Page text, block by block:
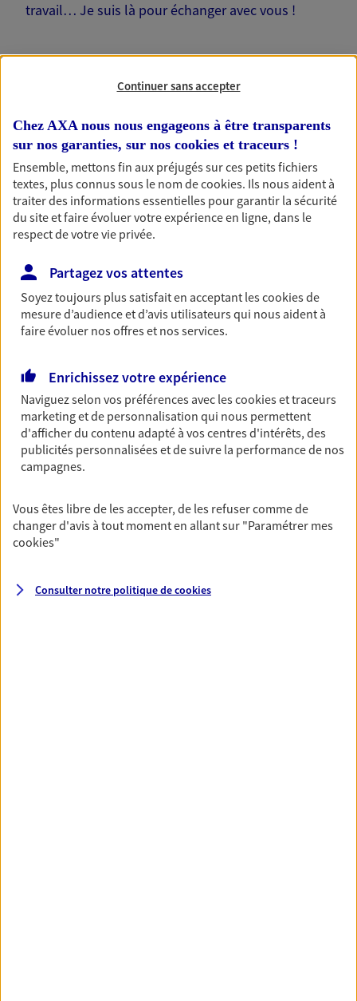
travail… Je suis là pour échanger avec vous !
Nos offres phares
Épargne
Réalisez vos projets grâce à votre épargne : achat
immobilier, études des enfants ou voyage autour
du monde… Épargnez à votre rythme et
Retraite
Préparez sereinement ce nouveau chapitre de
spécialement conçue pour la retraite.
Santé
Couvrez vos dépenses de santé ainsi que celles de
votre famille avec la complémentaire santé qui
Prévoyance
d'accident ou de maladie en optant pour les
Continuer sans accepter
Chez AXA nous nous engageons à être transparents
sur nos garanties, sur nos cookies et traceurs !
Ensemble, mettons fin aux préjugés sur ces petits fichiers
textes, plus connus sous le nom decookies. Ils nous aident à
traiter des informations essentielles pour garantir la sécurité
du site et faire évoluer votre expérience en ligne, dans le
respect de votre vie privée.
Partagez vos attentes
Soyez toujours plus satisfait en acceptant lescookiesde
mesure d’audience et d’avis utilisateurs qui nous aident à
faire évoluer nos offres et nos services.
Enrichissez votre expérience
Naviguez selon vos préférences avec lescookies et traceurs
marketing et de personnalisation qui nous permettent
d'afficher du contenu adapté à vos centres d'intérêts, des
publicités personnalisées et de suivre la performance de nos
campagnes.
Vous êtes libre de les accepter, de les refuser comme de
changer d'avis à tout moment en allant sur "Paramétrer mes
cookies"
Consulter notre politique decookies